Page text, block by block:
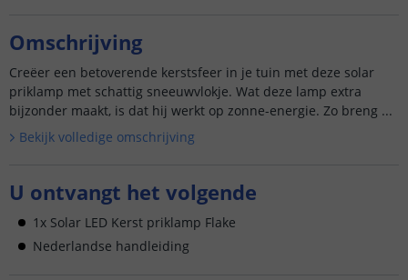
Omschrijving
Creëer een betoverende kerstsfeer in je tuin met deze solar
priklamp met schattig sneeuwvlokje. Wat deze lamp extra
bijzonder maakt, is dat hij werkt op zonne-energie. Zo breng ...
Bekijk volledige omschrijving
U ontvangt het volgende
1x Solar LED Kerst priklamp Flake
Nederlandse handleiding